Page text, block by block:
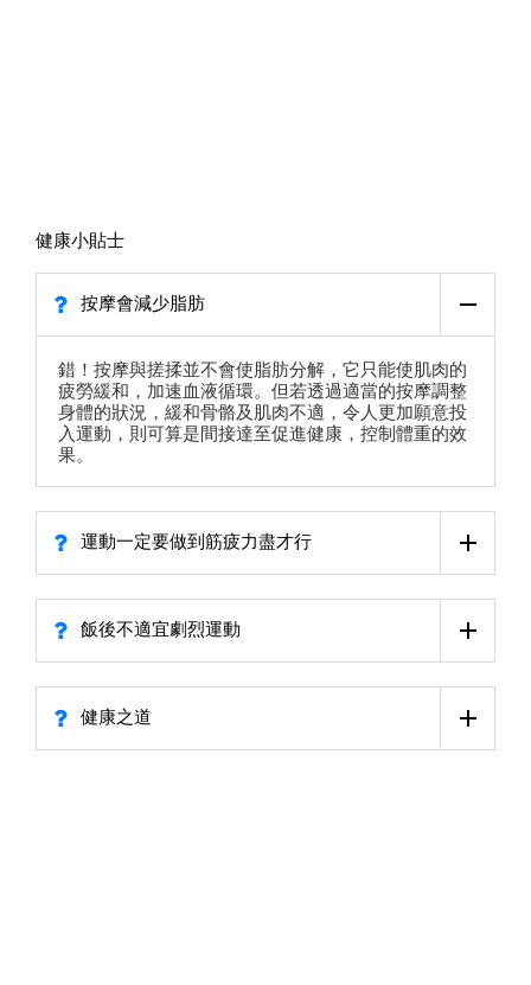
健康小貼士
按摩會減少脂肪
錯！按摩與搓揉並不會使脂肪分解，它只能使肌肉的
疲勞緩和，加速血液循環。但若透過適當的按摩調整
身體的狀況，緩和骨骼及肌肉不適，令人更加願意投
入運動，則可算是間接達至促進健康，控制體重的效
果。
運動一定要做到筋疲力盡才行
飯後不適宜劇烈運動
健康之道